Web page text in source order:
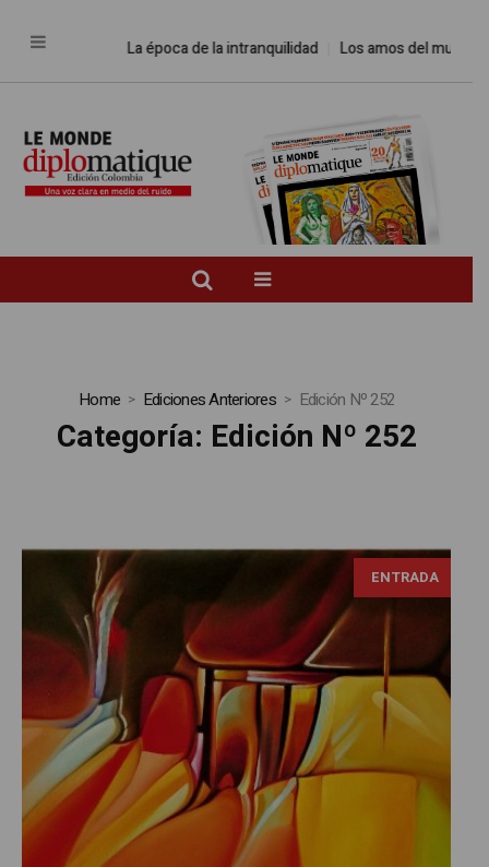
La época de la intranquilidad Los amos del mundo
Home Ediciones Anteriores Edición Nº 252
Categoría: Edición Nº 252
ENTRADA